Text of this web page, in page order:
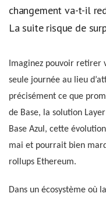
changement va-t-il
La suite risque de
Imaginez pouvoir retirer
seule journée au lieu
précisément ce que
de Base, la solution
Base Azul, cette
mai et pourrait bien
rollups Ethereum.
Dans un écosystème où